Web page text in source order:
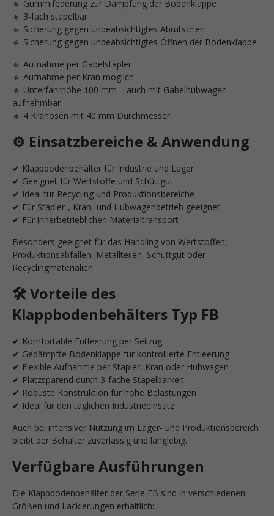
🔹 Gummifederung zur Dämpfung der Bodenklappe
🔹 3-fach stapelbar
🔹 Sicherung gegen unbeabsichtigtes Abrutschen
🔹 Sicherung gegen unbeabsichtigtes Öffnen der Bodenklappe
🔹 Aufnahme per Gabelstapler
🔹 Aufnahme per Kran möglich
🔹 Unterfahrhöhe 100 mm – auch mit Gabelhubwagen
aufnehmbar
🔹 4 Kranösen mit 40 mm Durchmesser
⚙️ Einsatzbereiche & Anwendung
✔ Klappbodenbehälter für Industrie und Lager
✔ Geeignet für Wertstoffe und Schüttgut
✔ Ideal für Recycling und Produktionsbereiche
✔ Für Stapler-, Kran- und Hubwagenbetrieb geeignet
✔ Für innerbetrieblichen Materialtransport
Besonders geeignet für das Handling von Wertstoffen,
Produktionsabfällen, Metallteilen, Schüttgut oder
Recyclingmaterialien.
🛠️ Vorteile des
Klappbodenbehälters Typ FB
✔ Komfortable Entleerung per Seilzug
✔ Gedämpfte Bodenklappe für kontrollierte Entleerung
✔ Flexible Aufnahme per Stapler, Kran oder Hubwagen
✔ Platzsparend durch 3-fache Stapelbarkeit
✔ Robuste Konstruktion für hohe Belastungen
✔ Ideal für den täglichen Industrieeinsatz
Auch bei intensiver Nutzung im Lager- und Produktionsbereich
bleibt der Behälter zuverlässig und langlebig.
Verfügbare Ausführungen
Die Klappbodenbehälter der Serie FB sind in verschiedenen
Größen und Lackierungen erhältlich: